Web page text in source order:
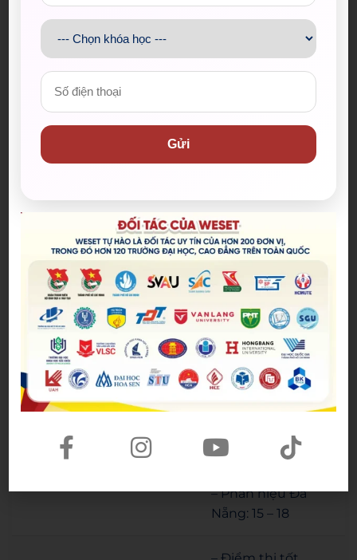
bố sau.
Trường ĐH Công
gia HN)
– Điểm thi tốt
nghiệp THPT: 22-
(ĐH Quốc gia HN)
nghiệp THPT: 19
lực ĐHQG Hà Nội
quy đổi thang 30:
19
Trường ĐH Kinh
tế (ĐH Quốc gia
HN)
Tất cả phương
thức: 19
chính và Quản trị
– Trụ sở Hà Nội: 15 –
20,5
TP.HCM: 16,5 – 21
– Phân hiệu Đắk
– Phân hiệu Đà
Nẵng: 15 – 18
Gửi